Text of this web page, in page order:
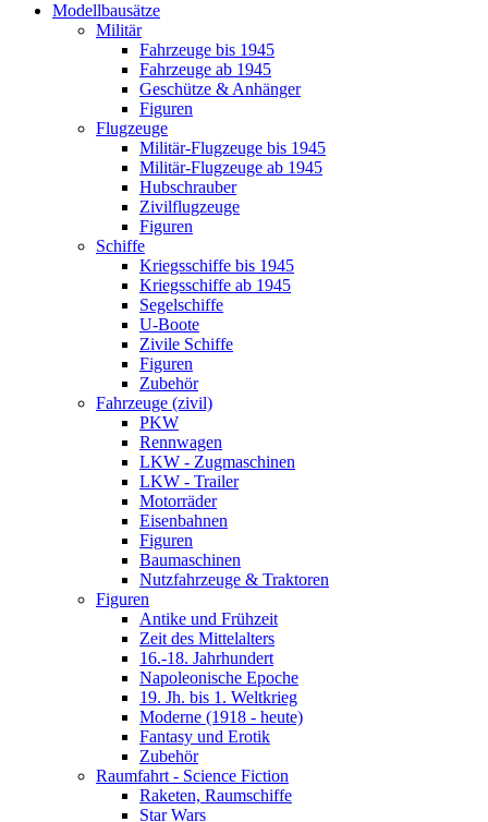
Modellbausätze
Militär
Fahrzeuge bis 1945
Fahrzeuge ab 1945
Geschütze & Anhänger
Figuren
Flugzeuge
Militär-Flugzeuge bis 1945
Militär-Flugzeuge ab 1945
Hubschrauber
Zivilflugzeuge
Figuren
Schiffe
Kriegsschiffe bis 1945
Kriegsschiffe ab 1945
Segelschiffe
U-Boote
Zivile Schiffe
Figuren
Zubehör
Fahrzeuge (zivil)
PKW
Rennwagen
LKW - Zugmaschinen
LKW - Trailer
Motorräder
Eisenbahnen
Figuren
Baumaschinen
Nutzfahrzeuge & Traktoren
Figuren
Antike und Frühzeit
Zeit des Mittelalters
16.-18. Jahrhundert
Napoleonische Epoche
19. Jh. bis 1. Weltkrieg
Moderne (1918 - heute)
Fantasy und Erotik
Zubehör
Raumfahrt - Science Fiction
Raketen, Raumschiffe
Star Wars